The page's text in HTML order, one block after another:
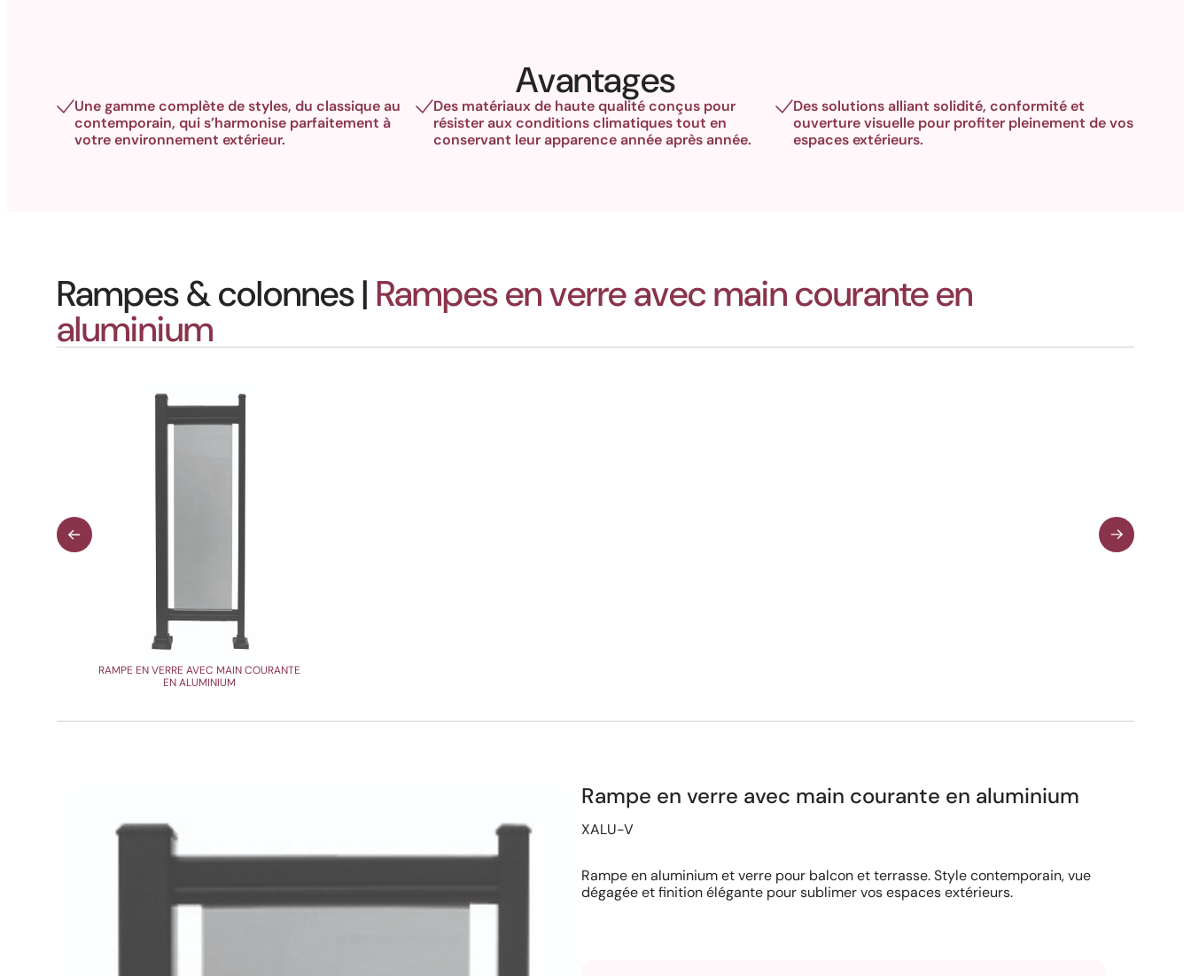
Avantages
Une gamme complète de styles, du classique au
contemporain, qui s’harmonise parfaitement à
votre environnement extérieur.
Des matériaux de haute qualité conçus pour
résister aux conditions climatiques tout en
conservant leur apparence année après année.
Des solutions alliant solidité, conformité et
ouverture visuelle pour profiter pleinement de vos
espaces extérieurs.
Rampes & colonnes | Rampes en verre avec main courante en
aluminium
RAMPE EN VERRE AVEC MAIN COURANTE
EN ALUMINIUM
Rampe en verre avec main courante en aluminium
XALU-V
Rampe en aluminium et verre pour balcon et terrasse. Style contemporain, vue
dégagée et finition élégante pour sublimer vos espaces extérieurs.